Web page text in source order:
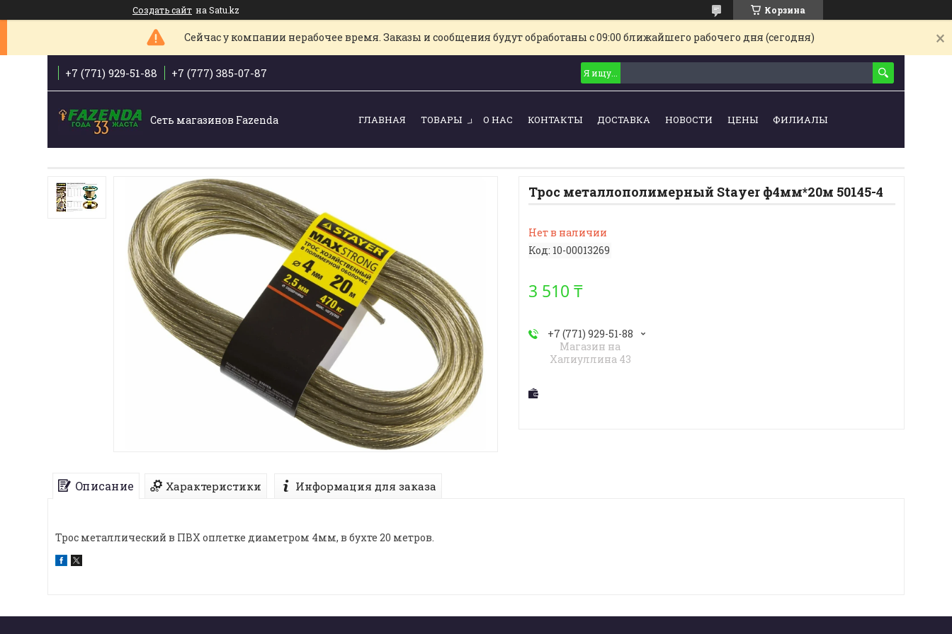
Создать сайт на Satu.kz Корзина
Сейчас у компании нерабочее время. Заказы и сообщения будут обработаны с 09:00 ближайшего рабочего дня (сегодня)
+7 (771) 929-51-88 +7 (777) 385-07-87
Сеть магазинов Fazenda ГЛАВНАЯ ТОВАРЫ О НАС КОНТАКТЫ ДОСТАВКА НОВОСТИ ЦЕНЫ ФИЛИАЛЫ
Трос металлополимерный Stayer ф4мм*20м 50145-4
Нет в наличии
Код: 10-00013269
3 510 ₸
+7 (771) 929-51-88
Магазин на
Халиуллина 43
Описание Характеристики Информация для заказа
Трос металлический в ПВХ оплетке диаметром 4мм, в бухте 20 метров.